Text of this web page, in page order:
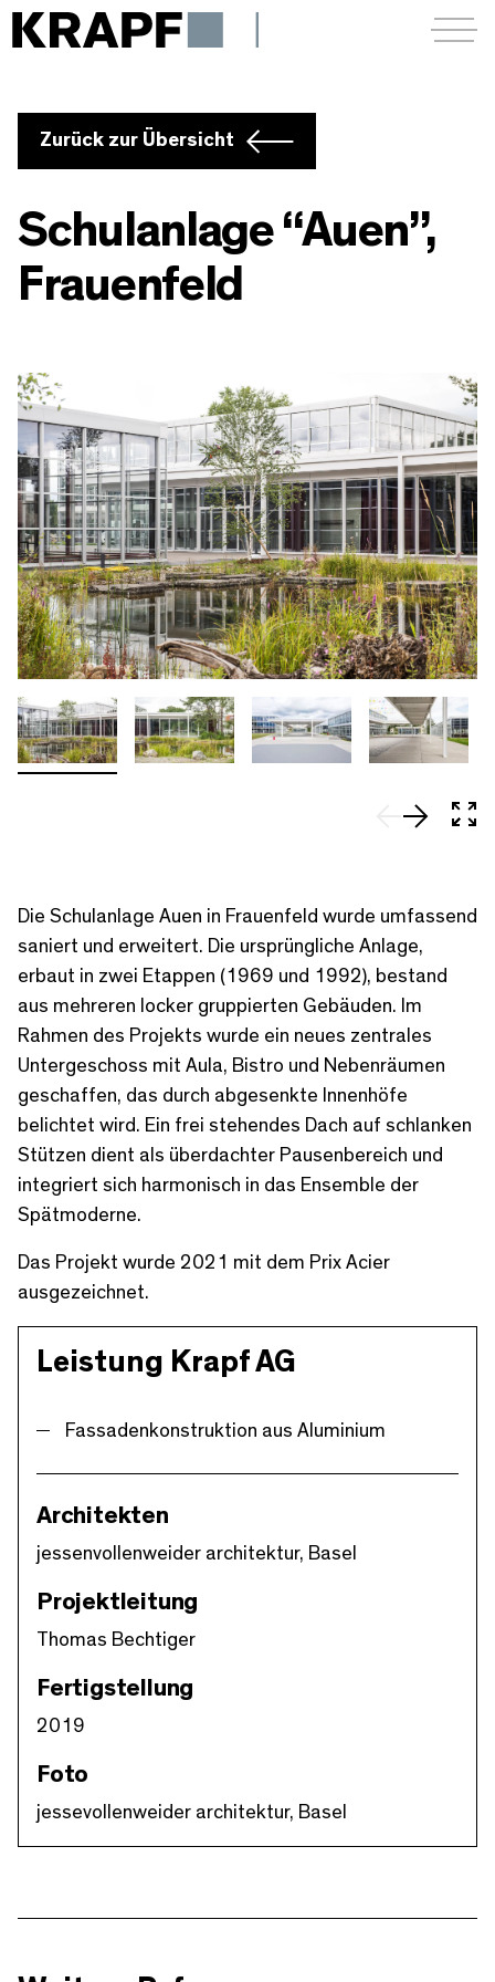
Menü
Zurück zur Übersicht
Schulanlage “Auen”,
Frauenfeld
Die Schulanlage Auen in Frauenfeld wurde umfassend
saniert und erweitert. Die ursprüngliche Anlage,
erbaut in zwei Etappen (1969 und 1992), bestand
aus mehreren locker gruppierten Gebäuden. Im
Rahmen des Projekts wurde ein neues zentrales
Untergeschoss mit Aula, Bistro und Nebenräumen
geschaffen, das durch abgesenkte Innenhöfe
belichtet wird. Ein frei stehendes Dach auf schlanken
Stützen dient als überdachter Pausenbereich und
integriert sich harmonisch in das Ensemble der
Spätmoderne.
Das Projekt wurde 2021 mit dem Prix Acier
ausgezeichnet.
Leistung Krapf AG
Fassadenkonstruktion aus Aluminium
Architekten
jessenvollenweider architektur, Basel
Projektleitung
Thomas Bechtiger
Fertigstellung
2019
Foto
jessevollenweider architektur, Basel